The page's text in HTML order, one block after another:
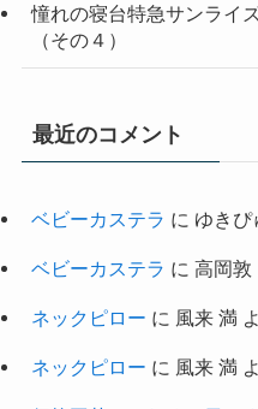
憧れの寝台特急サンライ
（その４）
最近のコメント
ベビーカステラ に ゆきぴ
ベビーカステラ に 高岡敦
ネックピロー に 風来 満
ネックピロー に 風来 満